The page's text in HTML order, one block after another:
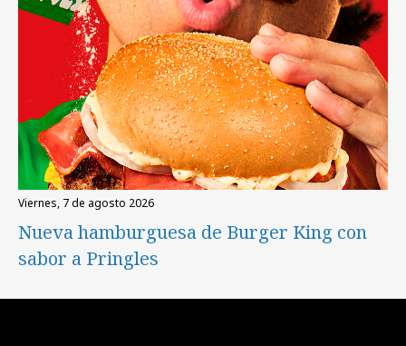
viernes, 7 de agosto 2026
Nueva hamburguesa de Burger King con
sabor a Pringles